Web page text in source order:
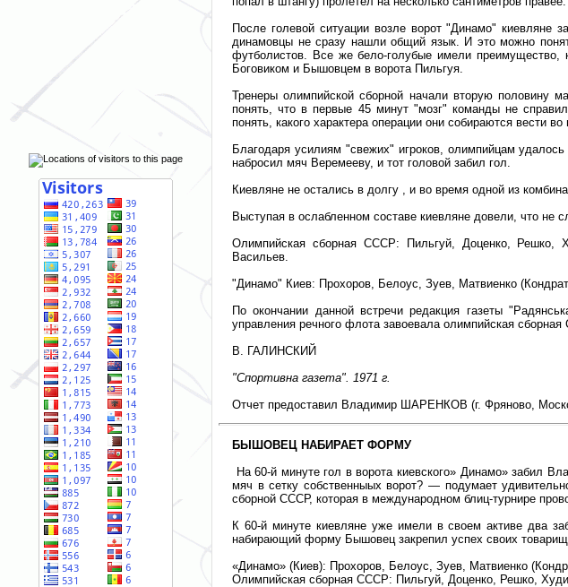
После голевой ситуации возле ворот "Динамо" киевляне
динамовцы не сразу нашли общий язык. И это можно
футболистов. Все же бело-голубые имели преимущество,
Боговиком и Бышовцем в ворота Пильгуя.
Тренеры олимпийской сборной начали вторую половину
понять, что в первые 45 минут "мозг" команды не
понять, какого характера операции они собираются вести во
Благодаря усилиям "свежих" игроков, олимпийцам
набросил мяч Веремееву, и тот головой забил гол.
Киевляне не остались в долгу , и во время одной из
Выступая в ослабленном составе киевляне довели, что не
Олимпийская сборная СССР: Пильгуй, Доценко, Решко,
Васильев.
"Динамо" Киев: Прохоров, Белоус, Зуев, Матвиенко
По окончании данной встречи редакция газеты
управления речного флота завоевала олимпийская
В. ГАЛИНСКИЙ
"Спортивна газета". 1971 г.
Отчет предоставил Владимир ШАРЕНКОВ (г. Фряново,
БЫШОВЕЦ НАБИРАЕТ ФОРМУ
На 60-й минуте гол в ворота киевского» Динамо» забил
мяч в сетку собственныых ворот? — подумает
сборной СССР, которая в международном блиц-турнире
К 60-й минуте киевляне уже имели в своем активе два
набирающий форму Бышовец закрепил успех своих
«Динамо» (Киев): Прохоров, Белоус, Зуев, Матвиенко
Олимпийская сборная СССР: Пильгуй, Доценко, Решко,